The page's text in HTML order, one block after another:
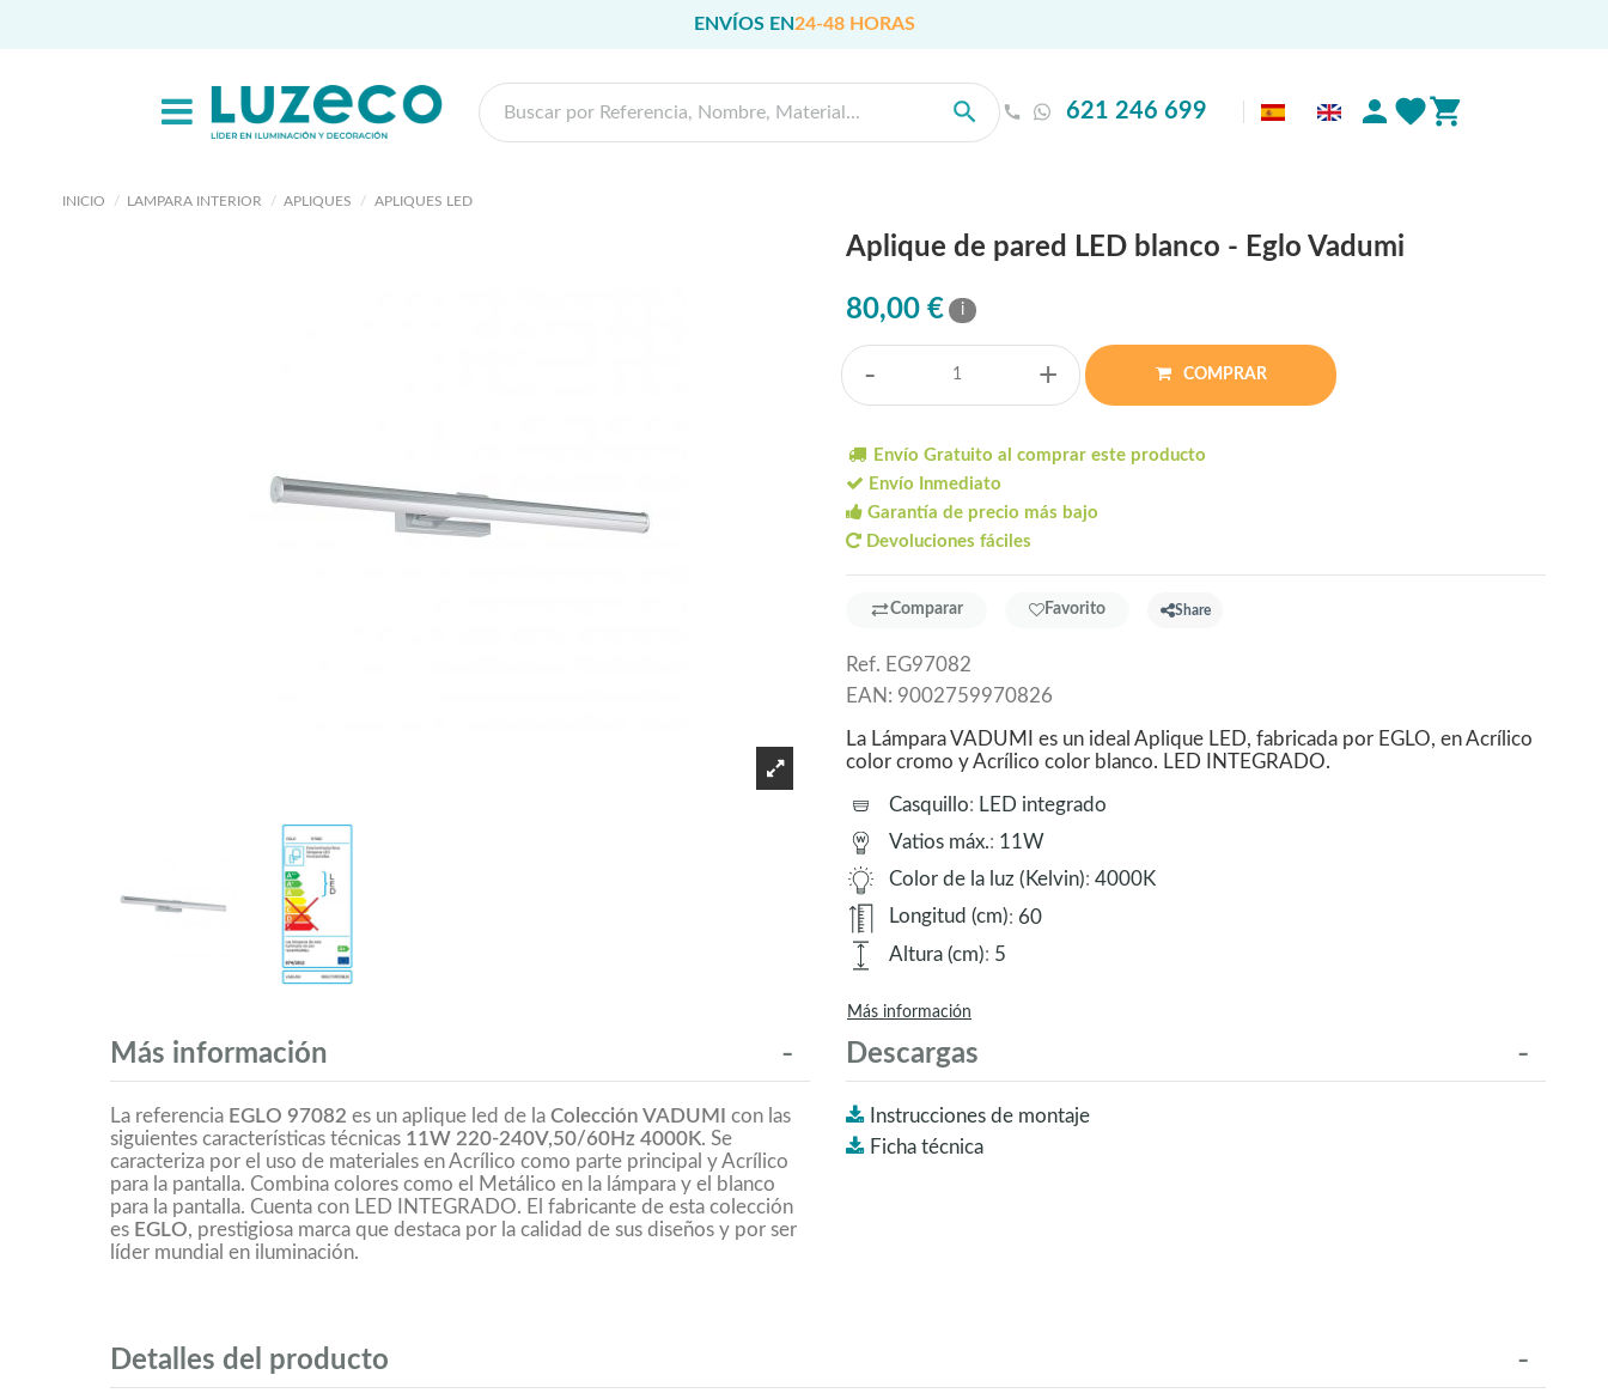
ENVÍOS EN24-48 HORAS
621 246 699
INICIO LAMPARA INTERIOR APLIQUES APLIQUES LED
Aplique de pared LED blanco - Eglo Vadumi
80,00 € i
- + COMPRAR
Envío Gratuito al comprar este producto
Envío Inmediato
Garantía de precio más bajo
Devoluciones fáciles
Comparar Favorito Share
Ref. EG97082
EAN: 9002759970826
La Lámpara VADUMI es un ideal Aplique LED, fabricada por EGLO, en Acrílico
color cromo y Acrílico color blanco. LED INTEGRADO.
Casquillo: LED integrado
Vatios máx.: 11W
Color de la luz (Kelvin): 4000K
Longitud (cm): 60
Altura (cm): 5
Más información
Más información
La referencia EGLO 97082 es un aplique led de la Colección VADUMI
con las
siguientes características técnicas 11W 220-240V,50/60Hz 4000K. Se
caracteriza por el uso de materiales en Acrílico como parte principal y Acrílico
para la pantalla. Combina colores como el Metálico en la lámpara y el blanco
para la pantalla. Cuenta con LED INTEGRADO. El fabricante de esta colección
es EGLO, prestigiosa marca que destaca por la calidad de sus diseños y por ser
líder mundial en iluminación.
Descargas
Instrucciones de montaje
Ficha técnica
Detalles del producto